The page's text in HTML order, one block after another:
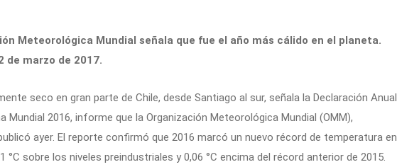
Meteorológica Mundial señala que fue el año más cálido en el planeta.
de marzo de 2017.
seco en gran parte de Chile, desde Santiago al sur, señala la Declaración Anual
Mundial 2016, informe que la Organización Meteorológica Mundial (OMM),
ayer. El reporte confirmó que 2016 marcó un nuevo récord de temperatura en
°C sobre los niveles preindustriales y 0,06 °C encima del récord anterior de 2015.